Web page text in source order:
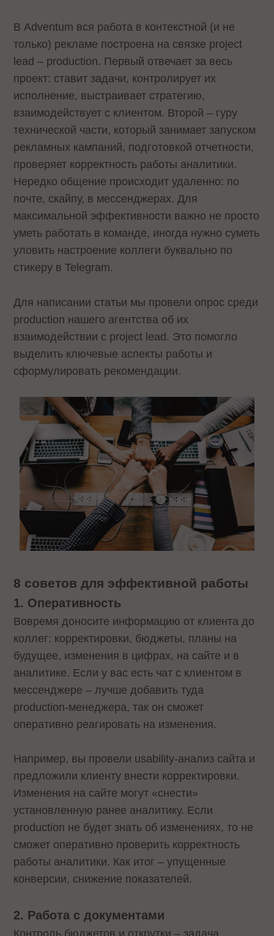
В Adventum вся работа в контекстной (и не
только) рекламе построена на связке project
lead – production. Первый отвечает за весь
проект: ставит задачи, контролирует их
исполнение, выстраивает стратегию,
взаимодействует с клиентом. Второй – гуру
технической части, который занимает запуском
рекламных кампаний, подготовкой отчетности,
проверяет корректность работы аналитики.
Нередко общение происходит удаленно: по
почте, скайпу, в мессенджерах. Для
максимальной эффективности важно не просто
уметь работать в команде, иногда нужно суметь
уловить настроение коллеги буквально по
стикеру в Telegram.
Для написании статьи мы провели опрос среди
production нашего агентства об их
взаимодействии с project lead. Это помогло
выделить ключевые аспекты работы и
сформулировать рекомендации.
8 советов для эффективной работы
1. Оперативность
Вовремя доносите информацию от клиента до
коллег: корректировки, бюджеты, планы на
будущее, изменения в цифрах, на сайте и в
аналитике. Если у вас есть чат с клиентом в
мессенджере – лучше добавить туда
production-менеджера, так он сможет
оперативно реагировать на изменения.
Например, вы провели usability-анализ сайта и
предложили клиенту внести корректировки.
Изменения на сайте могут «снести»
установленную ранее аналитику. Если
production не будет знать об изменениях, то не
сможет оперативно проверить корректность
работы аналитики. Как итог – упущенные
конверсии, снижение показателей.
2. Работа с документами